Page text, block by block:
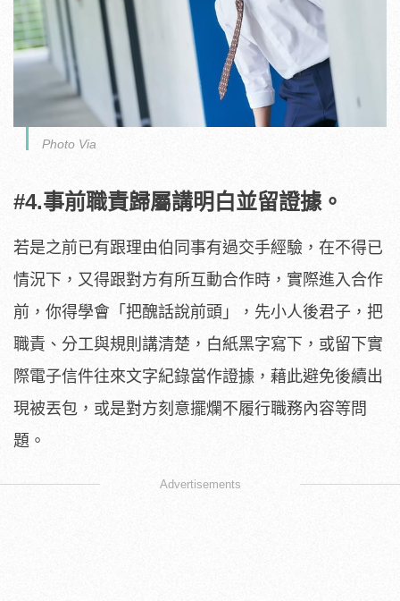
Photo Via
#4.事前職責歸屬講明白並留證據。
若是之前已有跟理由伯同事有過交手經驗，在不得已
情況下，又得跟對方有所互動合作時，實際進入合作
前，你得學會「把醜話說前頭」，先小人後君子，把
職責、分工與規則講清楚，白紙黑字寫下，或留下實
際電子信件往來文字紀錄當作證據，藉此避免後續出
現被丟包，或是對方刻意擺爛不履行職務內容等問
題。
Advertisements